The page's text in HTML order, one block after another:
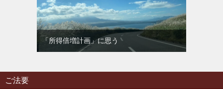
「所得倍増計画」に思う
ご法要